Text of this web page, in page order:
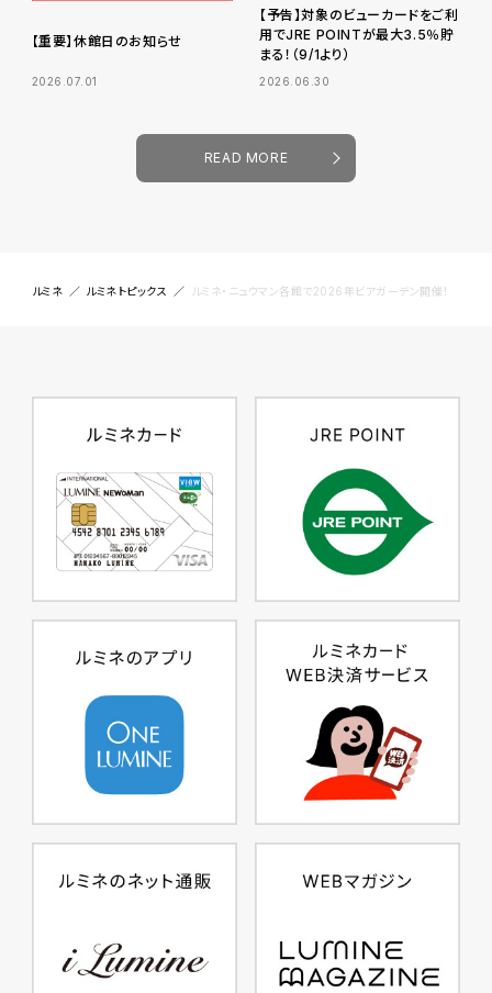
【重要】休館日のお知らせ
2026.07.01
【予告】対象のビューカードをご利
用でJRE POINTが最大3.5％貯
まる！（9/1より）
2026.06.30
READ MORE
ルミネ ルミネトピックス ルミネ・ニュウマン各館で2026年ビアガーデン開催！